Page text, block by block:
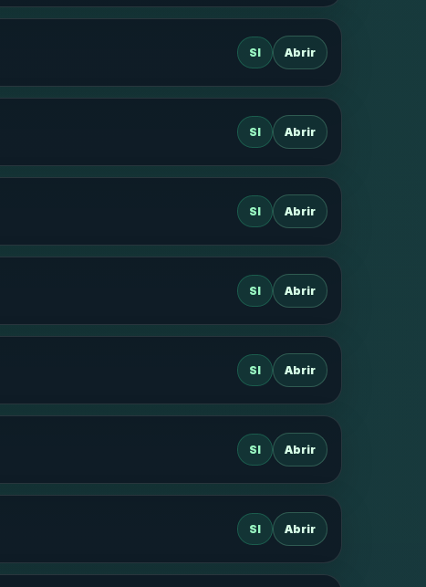
SI Abrir
SI Abrir
SI Abrir
SI Abrir
SI Abrir
SI Abrir
SI Abrir